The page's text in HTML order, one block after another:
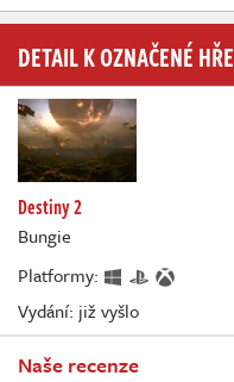
DETAIL K OZNAČENÉ HŘE
Destiny 2
Bungie
Platformy:
Vydání: již vyšlo
Naše recenze